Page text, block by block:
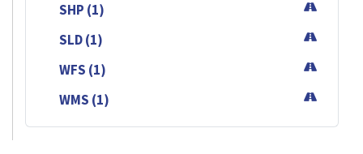
SHP (1)
SLD (1)
WFS (1)
WMS (1)